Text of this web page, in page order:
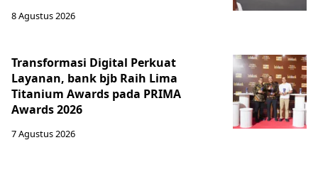
8 Agustus 2026
Transformasi Digital Perkuat
Layanan, bank bjb Raih Lima
Titanium Awards pada PRIMA
Awards 2026
7 Agustus 2026